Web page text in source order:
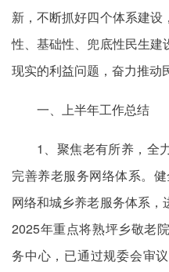
新，不断抓好四个体系建
性、基础性、兜底性民生建
现实的利益问题，奋力推动
一、上半年工作总结
1、聚焦老有所养，全
完善养老服务网络体系。
网络和城乡养老服务体系，
2025年重点将熟坪乡敬老
务中心，已通过规委会审